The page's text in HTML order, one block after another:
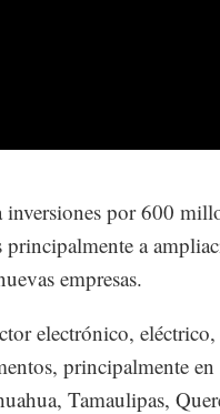
por 600
principalmente a
empresas.
electrónico,
principalmente
Tamaulipas,